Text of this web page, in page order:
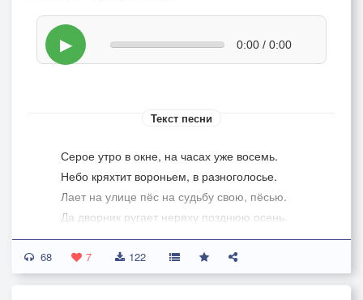
▶ 0:00 / 0:00
Текст песни
Серое утро в окне, на часах уже восемь.
Небо кряхтит вороньем, в разноголосье.
Лает на улице пёс на судьбу свою, пёсью.
Да дворник ругает неряху позднюю осень.
На погоду и я поворчу.
Выпью сладкого чая с лимоном.
68 7 122